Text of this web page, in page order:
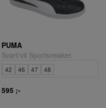
PUMA
Svart/vit Sportsneaker.
42 46 47 48
595 ;-